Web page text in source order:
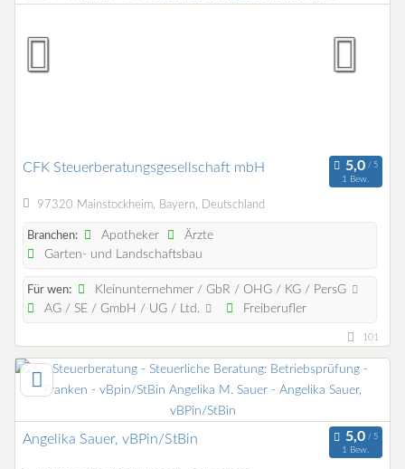
CFK Steuerberatungsgesellschaft mbH
1 Bew.
97320 Mainstockheim, Bayern, Deutschland
Branchen: Apotheker
Ärzte
Garten- und Landschaftsbau
Für wen:
Kleinunternehmer / GbR / OHG / KG / PersG
AG / SE / GmbH / UG / Ltd.
Freiberufler
101
Angelika Sauer, vBPin/StBin
1 Bew.